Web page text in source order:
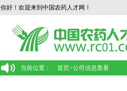
你好！欢迎来到中国农药人才网！
当前位置： 首页>公司信息查看